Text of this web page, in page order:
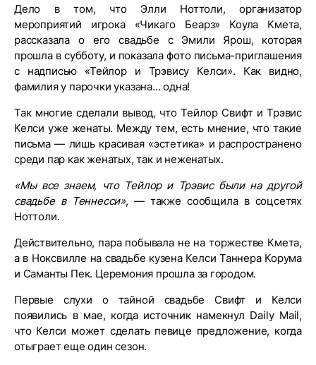
Дело в том, что Элли Ноттоли, организатор
мероприятий игрока «Чикаго Беарз» Коула Кмета,
рассказала о его свадьбе с Эмили Ярош, которая
прошла в субботу, и показала фото письма-приглашения
с надписью «Тейлор и Трэвису Келси». Как видно,
фамилия у парочки указана... одна!
Так многие сделали вывод, что Тейлор Свифт и Трэвис
Келси уже женаты. Между тем, есть мнение, что такие
письма — лишь красивая «эстетика» и распространено
среди пар как женатых, так и неженатых.
«Мы все знаем, что Тейлор и Трэвис были на другой
свадьбе в Теннесси», — также сообщила в соцсетях
Ноттоли.
Действительно, пара побывала не на торжестве Кмета,
а в Ноксвилле на свадьбе кузена Келси Таннера Корума
и Саманты Пек. Церемония прошла за городом.
Первые слухи о тайной свадьбе Свифт и Келси
появились в мае, когда источник намекнул Daily Mail,
что Келси может сделать певице предложение, когда
отыграет еще один сезон.